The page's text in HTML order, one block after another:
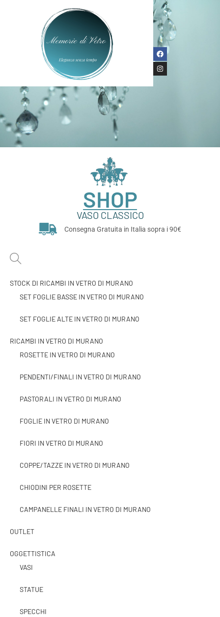
SHOP
VASO CLASSICO
Consegna Gratuita in Italia sopra i 90€
STOCK DI RICAMBI IN VETRO DI MURANO
SET FOGLIE BASSE IN VETRO DI MURANO
SET FOGLIE ALTE IN VETRO DI MURANO
RICAMBI IN VETRO DI MURANO
ROSETTE IN VETRO DI MURANO
PENDENTI/FINALI IN VETRO DI MURANO
PASTORALI IN VETRO DI MURANO
FOGLIE IN VETRO DI MURANO
FIORI IN VETRO DI MURANO
COPPE/TAZZE IN VETRO DI MURANO
CHIODINI PER ROSETTE
CAMPANELLE FINALI IN VETRO DI MURANO
OUTLET
OGGETTISTICA
VASI
STATUE
SPECCHI